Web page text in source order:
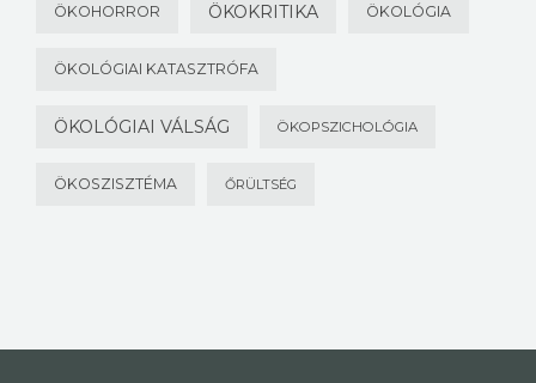
ÖKOHORROR ÖKOKRITIKA ÖKOLÓGIA
ÖKOLÓGIAI KATASZTRÓFA
ÖKOLÓGIAI VÁLSÁG ÖKOPSZICHOLÓGIA
ÖKOSZISZTÉMA ŐRÜLTSÉG